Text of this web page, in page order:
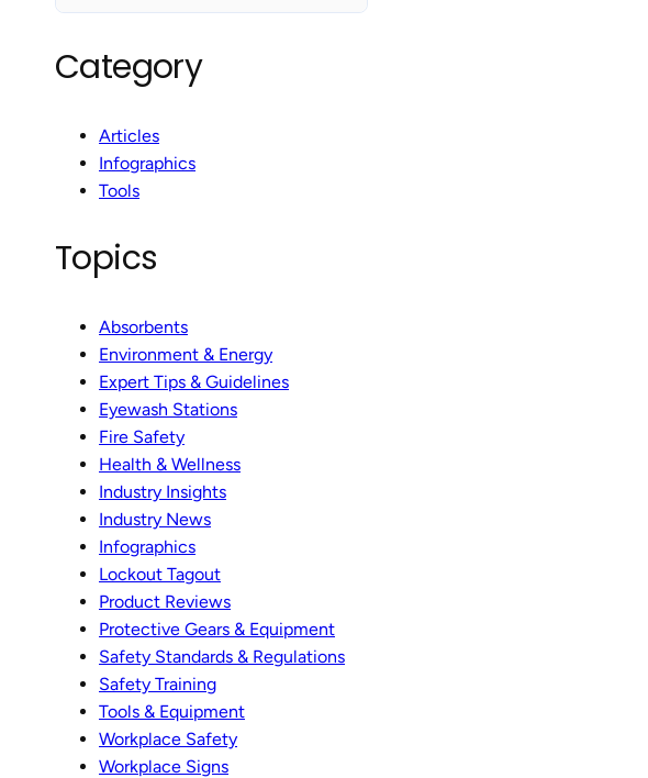
Category
Articles
Infographics
Tools
Topics
Absorbents
Environment & Energy
Expert Tips & Guidelines
Eyewash Stations
Fire Safety
Health & Wellness
Industry Insights
Industry News
Infographics
Lockout Tagout
Product Reviews
Protective Gears & Equipment
Safety Standards & Regulations
Safety Training
Tools & Equipment
Workplace Safety
Workplace Signs